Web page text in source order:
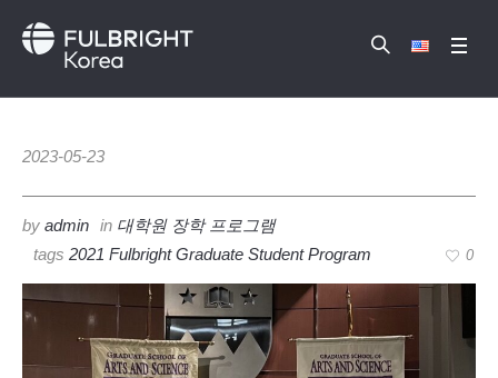
2023-05-23
by admin in 대학원 장학 프로그램
tags 2021 Fulbright Graduate Student Program 0